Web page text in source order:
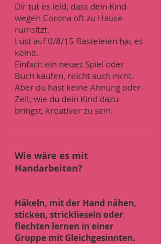
Dir tut es leid, dass dein Kind
wegen Corona oft zu Hause
rumsitzt.
Lust auf 0/8/15 Basteleien hat es
keine.
Einfach ein neues Spiel oder
Buch kaufen, reicht auch nicht.
Aber du hast keine Ahnung oder
Zeit, wie du dein Kind dazu
bringst, kreativer zu sein.
Wie wäre es mit
Handarbeiten?
Häkeln, mit der Hand nähen,
sticken, stricklieseln oder
flechten lernen in einer
Gruppe mit Gleichgesinnten.